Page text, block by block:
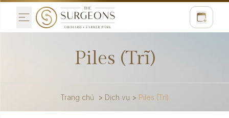
Piles (Trĩ)
Trang chủ > Dịch vụ > Piles (Trĩ)